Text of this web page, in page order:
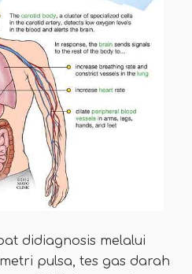
didiagnosis melalui
pulsa, tes gas darah